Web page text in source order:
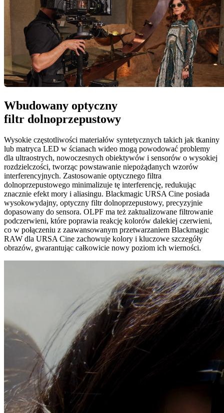
Wbudowany optyczny
filtr dolnoprzepustowy
Wysokie częstotliwości materiałów syntetycznych takich jak tkaniny
lub matryca LED w ścianach wideo mogą powodować problemy
dla ultraostrych, nowoczesnych obiektywów i sensorów o wysokiej
rozdzielczości, tworząc powstawanie niepożądanych wzorów
interferencyjnych. Zastosowanie optycznego filtra
dolnoprzepustowego minimalizuje tę interferencję, redukując
znacznie efekt mory i aliasingu. Blackmagic URSA Cine posiada
wysokowydajny, optyczny filtr dolnoprzepustowy, precyzyjnie
dopasowany do sensora. OLPF ma też zaktualizowane filtrowanie
podczerwieni, które poprawia reakcję kolorów dalekiej czerwieni,
co w połączeniu z zaawansowanym przetwarzaniem Blackmagic
RAW dla URSA Cine zachowuje kolory i kluczowe szczegóły
obrazów, gwarantując całkowicie nowy poziom ich wierności.